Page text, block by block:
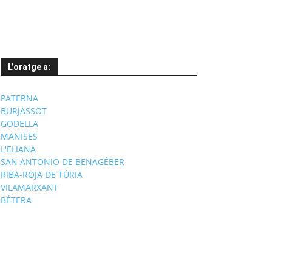
L’oratge a:
PATERNA
BURJASSOT
GODELLA
MANISES
L'ELIANA
SAN ANTONIO DE BENAGÉBER
RIBA-ROJA DE TÚRIA
VILAMARXANT
BÉTERA